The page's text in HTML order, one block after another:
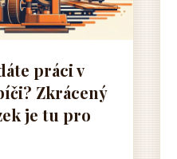
práci v
Zkrácený
je tu pro